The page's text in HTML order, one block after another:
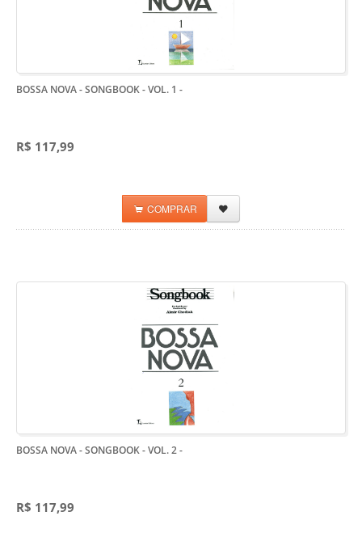
BOSSA NOVA - SONGBOOK - VOL. 1 -
R$ 117,99
COMPRAR
BOSSA NOVA - SONGBOOK - VOL. 2-
R$ 117,99